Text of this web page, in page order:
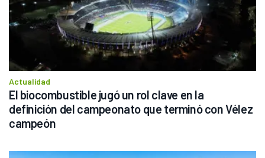
Actualidad
El biocombustible jugó un rol clave en la
definición del campeonato que terminó con Vélez
campeón